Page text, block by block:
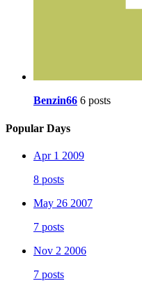
Benzin66 6 posts
Popular Days
Apr 1 2009
8 posts
May 26 2007
7 posts
Nov 2 2006
7 posts